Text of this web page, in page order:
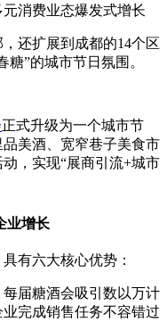
消费业态爆发式增长
还扩展到成都的14个区
糖”的城市节日氛围。
正式升级为一个城市节
美酒、宽窄巷子美食市
，实现“展商引流+城市
业增长
有六大核心优势：
届糖酒会吸引数以万计
完成销售任务不容错过